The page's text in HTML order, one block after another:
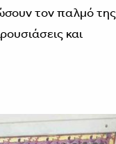
τον παλμό της
και